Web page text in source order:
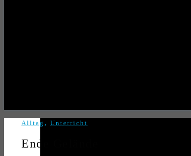
Alltag , Unterricht
Ende Gelände